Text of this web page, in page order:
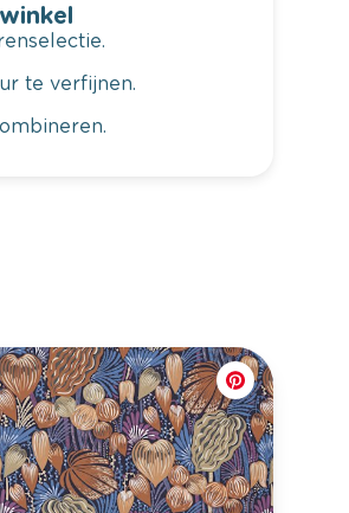
te verfijnen.